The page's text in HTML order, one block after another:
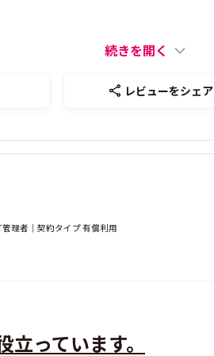
続きを開く
レビューをシェア
理者｜契約タイプ 有償利用
っています。